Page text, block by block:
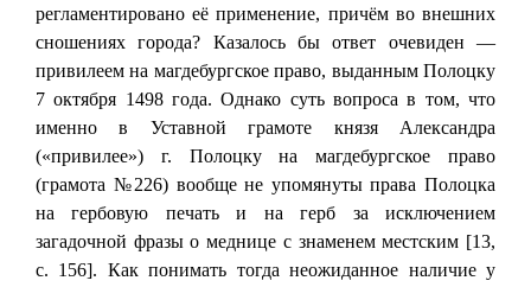
регламентировано её применение, причём во внешних
сношениях города? Казалось бы ответ очевиден —
привилеем на магдебургское право, выданным Полоцку
7 октября 1498 года. Однако суть вопроса в том, что
именно в Уставной грамоте князя Александра
(«привилее») г. Полоцку на магдебургское право
(грамота №226) вообще не упомянуты права Полоцка
на гербовую печать и на герб за исключением
загадочной фразы о меднице с знаменем местским [13,
с. 156]. Как понимать тогда неожиданное наличие у